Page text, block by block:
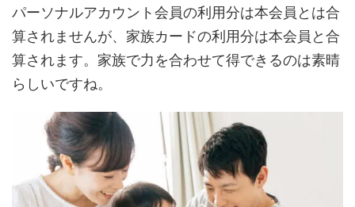
パーソナルアカウント会員の利用分は本会員とは合
算されませんが、家族カードの利用分は本会員と合
算されます。家族で力を合わせて得できるのは素晴
らしいですね。